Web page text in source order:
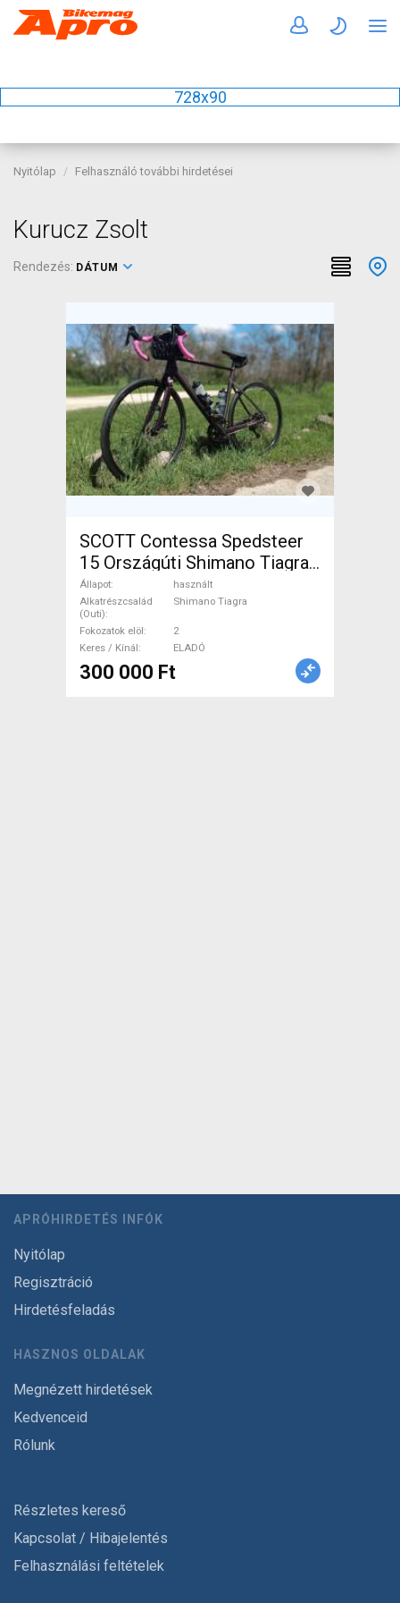
728x90
Nyitólap Felhasználó további hirdetései
Kurucz Zsolt
Rendezés: DÁTUM
SCOTT Contessa Spedsteer
15 Országúti Shimano Tiagra
tárcsafék használt ELADÓ
Állapot
használt
Alkatrészcsalád
(Outi)
Shimano Tiagra
Fokozatok elöl
2
Keres / Kínál
ELADÓ
300 000 Ft
APRÓHIRDETÉS INFÓK
Nyitólap
Regisztráció
Hirdetésfeladás
HASZNOS OLDALAK
Megnézett hirdetések
Kedvenceid
Rólunk
Részletes kereső
Kapcsolat / Hibajelentés
Felhasználási feltételek